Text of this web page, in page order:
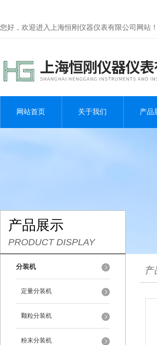
您好，欢迎进入上海恒刚仪器仪表有限公司网站！
网站首页 关于我们 产品
产品展示
PRODUCT DISPLAY
分装机
定量分装机
颗粒分装机
粉末分装机
产